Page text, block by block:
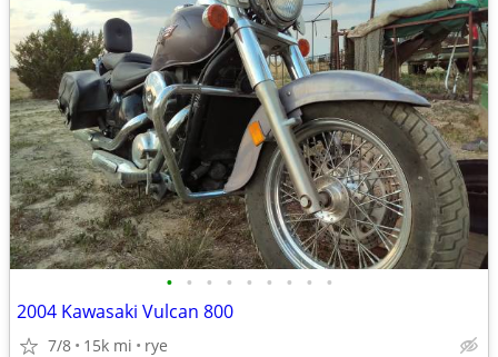
• • • • • • • • •
2004 Kawasaki Vulcan 800
7/8 15k mi rye